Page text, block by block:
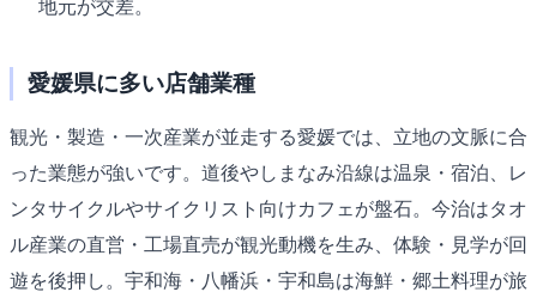
地元が交差。
愛媛県に多い店舗業種
観光・製造・一次産業が並走する愛媛では、立地の文脈に合
った業態が強いです。道後やしまなみ沿線は温泉・宿泊、レ
ンタサイクルやサイクリスト向けカフェが盤石。今治はタオ
ル産業の直営・工場直売が観光動機を生み、体験・見学が回
遊を後押し。宇和海・八幡浜・宇和島は海鮮・郷土料理が旅